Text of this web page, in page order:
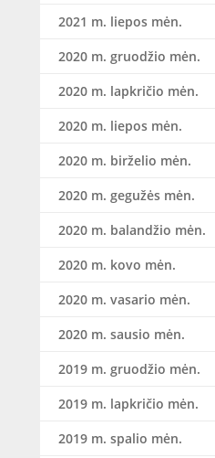
2021 m. liepos mėn.
2020 m. gruodžio mėn.
2020 m. lapkričio mėn.
2020 m. liepos mėn.
2020 m. birželio mėn.
2020 m. gegužės mėn.
2020 m. balandžio mėn.
2020 m. kovo mėn.
2020 m. vasario mėn.
2020 m. sausio mėn.
2019 m. gruodžio mėn.
2019 m. lapkričio mėn.
2019 m. spalio mėn.